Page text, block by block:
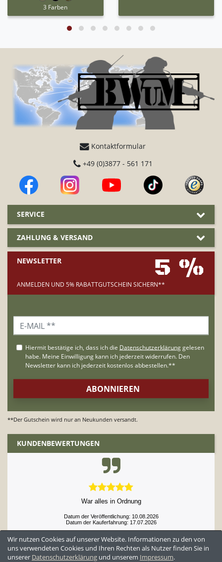
3 Farben
Kontaktformular
+49 (0)3877 - 561 171
SERVICE
ZAHLUNG & VERSAND
NEWSLETTER 5 %
ANMELDEN UND 5% RABATTGUTSCHEIN SICHERN**
**Der Gutschein wird nur an Neukunden versandt.
KUNDENBEWERTUNGEN
War alles in Ordnung
Datum der Veröffentlichung: 10.08.2026
Datum der Kauferfahrung: 17.07.2026
Wir nutzen Cookies auf unserer Website. Informationen zu den von
uns verwendeten Cookies und Ihren Rechten als Nutzer finden Sie in
unserer Daten­schutz­erklärung und unserem Impressum.